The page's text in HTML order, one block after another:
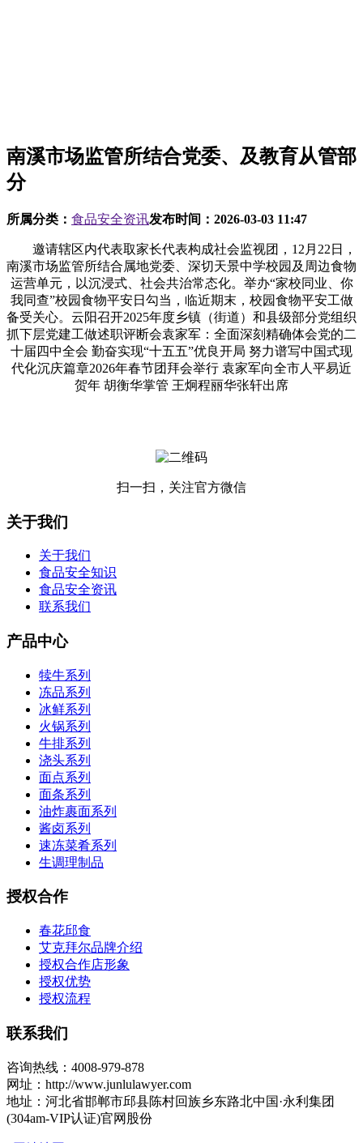
南溪市场监管所结合党委、及教育从管部
分
所属分类： 食品安全资讯发布时间： 2026-03-03 11:47
邀请辖区内代表取家长代表构成社会监视团，12月22日，
南溪市场监管所结合属地党委、深切天景中学校园及周边食物
运营单元，以沉浸式、社会共治常态化。举办“家校同业、你
我同查”校园食物平安日勾当，临近期末，校园食物平安工做
备受关心。云阳召开2025年度乡镇（街道）和县级部分党组织
抓下层党建工做述职评断会袁家军：全面深刻精确体会党的二
十届四中全会 勤奋实现“十五五”优良开局 努力谱写中国式现
代化沉庆篇章2026年春节团拜会举行 袁家军向全市人平易近
贺年 胡衡华掌管 王炯程丽华张轩出席
扫一扫，关注官方微信
关于我们
关于我们
食品安全知识
食品安全资讯
联系我们
产品中心
犊牛系列
冻品系列
冰鲜系列
火锅系列
牛排系列
浇头系列
面点系列
面条系列
油炸裹面系列
酱卤系列
速冻菜肴系列
生调理制品
授权合作
春花邱食
艾克拜尔品牌介绍
授权合作店形象
授权优势
授权流程
联系我们
咨询热线：4008-979-878
网址：http://www.junlulawyer.com
地址：河北省邯郸市邱县陈村回族乡东路北中国·永利集团
(304am-VIP认证)官网股份